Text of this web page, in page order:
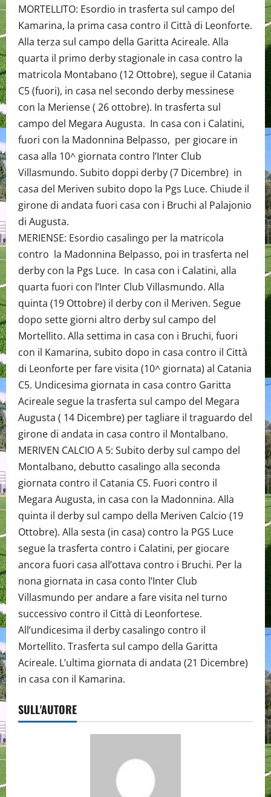
MORTELLITO: Esordio in trasferta sul campo del
Kamarina, la prima casa contro il Città di Leonforte.
Alla terza sul campo della Garitta Acireale. Alla
quarta il primo derby stagionale in casa contro la
matricola Montabano (12 Ottobre), segue il Catania
C5 (fuori), in casa nel secondo derby messinese
con la Meriense ( 26 ottobre). In trasferta sul
campo del Megara Augusta. In casa con i Calatini,
fuori con la Madonnina Belpasso, per giocare in
casa alla 10^ giornata contro l’Inter Club
Villasmundo. Subito doppi derby (7 Dicembre) in
casa del Meriven subito dopo la Pgs Luce. Chiude il
girone di andata fuori casa con i Bruchi al Palajonio
di Augusta.
MERIENSE: Esordio casalingo per la matricola
contro la Madonnina Belpasso, poi in trasferta nel
derby con la Pgs Luce. In casa con i Calatini, alla
quarta fuori con l’Inter Club Villasmundo. Alla
quinta (19 Ottobre) il derby con il Meriven. Segue
dopo sette giorni altro derby sul campo del
Mortellito. Alla settima in casa con i Bruchi, fuori
con il Kamarina, subito dopo in casa contro il Città
di Leonforte per fare visita (10^ giornata) al Catania
C5. Undicesima giornata in casa contro Garitta
Acireale segue la trasferta sul campo del Megara
Augusta ( 14 Dicembre) per tagliare il traguardo del
girone di andata in casa contro il Montalbano.
MERIVEN CALCIO A 5: Subito derby sul campo del
Montalbano, debutto casalingo alla seconda
giornata contro il Catania C5. Fuori contro il
Megara Augusta, in casa con la Madonnina. Alla
quinta il derby sul campo della Meriven Calcio (19
Ottobre). Alla sesta (in casa) contro la PGS Luce
segue la trasferta contro i Calatini, per giocare
ancora fuori casa all’ottava contro i Bruchi. Per la
nona giornata in casa conto l’Inter Club
Villasmundo per andare a fare visita nel turno
successivo contro il Città di Leonfortese.
All’undicesima il derby casalingo contro il
Mortellito. Trasferta sul campo della Garitta
Acireale. L’ultima giornata di andata (21 Dicembre)
in casa con il Kamarina.
SULL'AUTORE